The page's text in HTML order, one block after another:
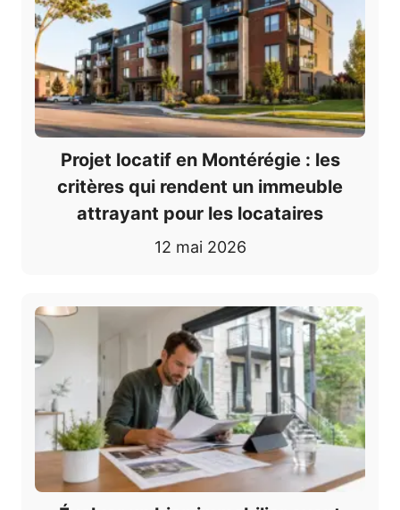
Projet locatif en Montérégie : les
critères qui rendent un immeuble
attrayant pour les locataires
12 mai 2026